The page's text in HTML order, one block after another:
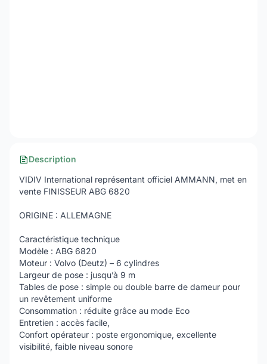
Description
VIDIV International représentant officiel AMMANN, met en
vente FINISSEUR ABG 6820
ORIGINE : ALLEMAGNE
Caractéristique technique
Modèle : ABG 6820
Moteur : Volvo (Deutz) – 6 cylindres
Largeur de pose : jusqu’à 9 m
Tables de pose : simple ou double barre de dameur pour
un revêtement uniforme
Consommation : réduite grâce au mode Eco
Entretien : accès facile,
Confort opérateur : poste ergonomique, excellente
visibilité, faible niveau sonore